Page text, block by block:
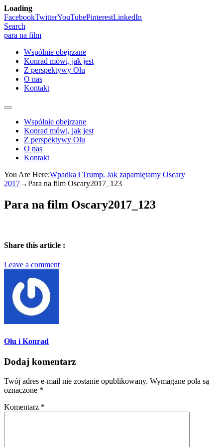
Loading
Skip
to
content
FacebookTwitterYouTubePinterestLinkedIn
Search
para na film
Wspólnie obejrzane
Konrad mówi, jak jest
Z perspektywy Olu
O nas
Kontakt
Wspólnie obejrzane
Konrad mówi, jak jest
Z perspektywy Olu
O nas
Kontakt
You Are Here:Wpadka i Trump. Jak zapamiętamy Oscary
2017→Para na film Oscary2017_123
Para na film Oscary2017_123
Share this article :
Leave a comment
Olu i Konrad
Dodaj komentarz
Twój adres e-mail nie zostanie opublikowany. Wymagane pola są
oznaczone *
Komentarz *